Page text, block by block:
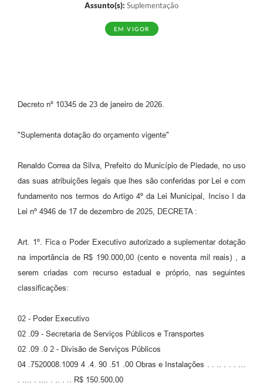
Assunto(s): Suplementação
EM VIGOR
Decreto nº 10345 de 23 de janeiro de 2026.
"Suplementa dotação do orçamento vigente"
Renaldo Correa da Silva, Prefeito do Município de Piedade, no uso
das suas atribuições legais que lhes são conferidas por Lei e com
fundamento nos termos do Artigo 4º da Lei Municipal, Inciso I da
Lei nº 4946 de 17 de dezembro de 2025, DECRETA :
Art. 1º. Fica o Poder Executivo autorizado a suplementar dotação
na importância de R$ 190.000,00 (cento e noventa mil reais) , a
serem criadas com recurso estadual e próprio, nas seguintes
classificações:
02 - Poder Executivo
02 .09 - Secretaria de Serviços Públicos e Transportes
02 .09 .0 2 - Divisão de Serviços Públicos
04 .7520008.1009 4 .4. 90 .51 .00 Obras e Instalações . . .. . . . ...
. .... . .... . .. . .. R$ 150.500,00